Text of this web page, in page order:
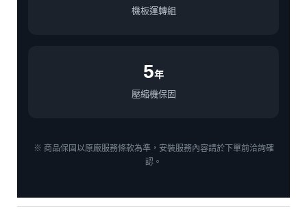
機板運轉組
5年
壓縮機保固
※ 商品保固以原廠服務條款為準，安裝服務內容請於下單前洽詢確
認。